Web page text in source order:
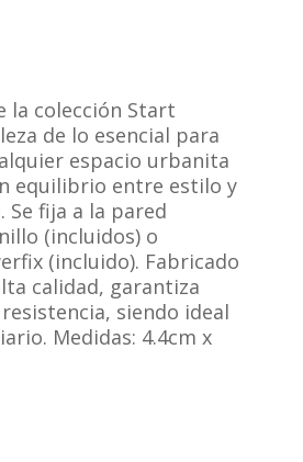
la colección Start
de lo esencial para
espacio urbanita
equilibrio entre estilo y
Se fija a la pared
(incluidos) o
(incluido). Fabricado
calidad, garantiza
siendo ideal
Medidas: 4.4cm x